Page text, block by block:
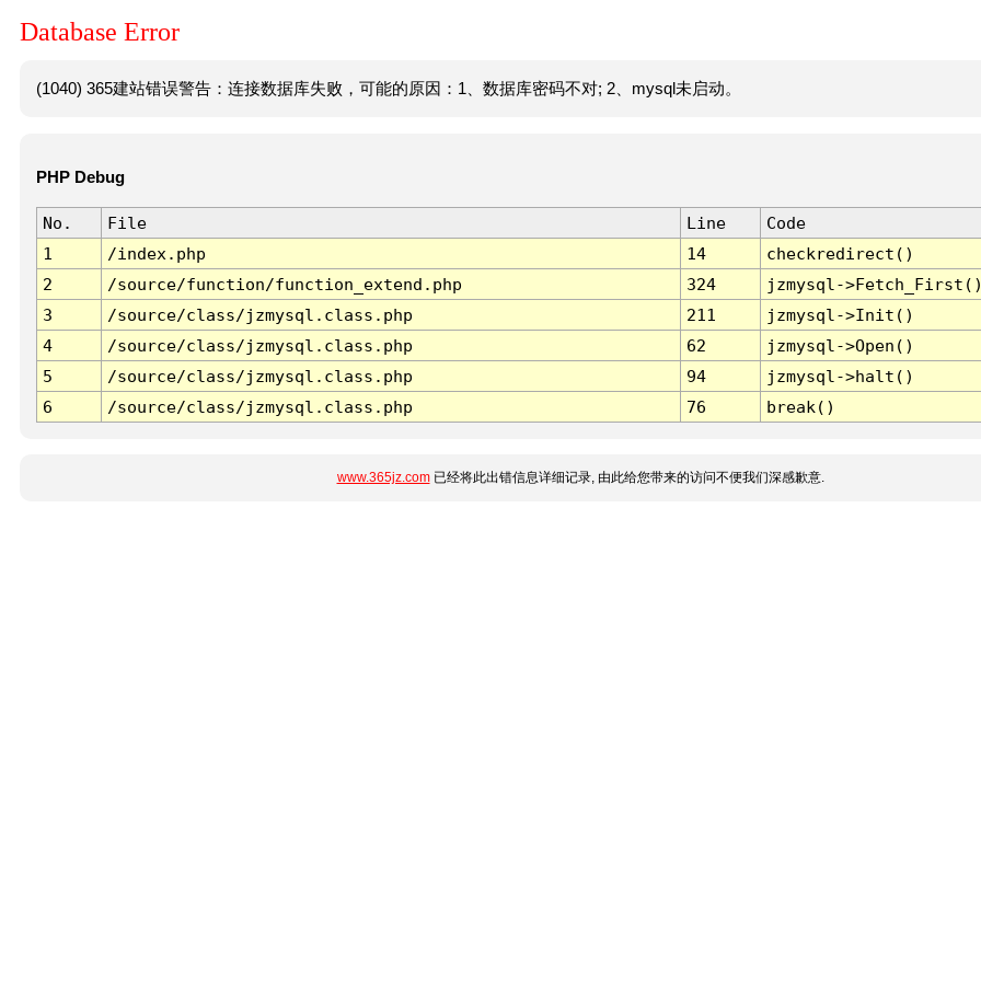
Database Error
(1040) 365建站错误警告：连接数据库失败，可能的原因：1、数据库密码不对; 2、mysql未启动。
PHP Debug
No. File Line
Code
1
/index.php 14
checkredirect()
2
/source/function/function_extend.php 324
jzmysql-
3
/source/class/jzmysql.class.php 211
jzmysql->Init()
4
/source/class/jzmysql.class.php 62
jzmysql->Open()
5
/source/class/jzmysql.class.php 94
jzmysql->halt()
6
/source/class/jzmysql.class.php 76 break()
www.365jz.com已经将此出错信息详细记录, 由此给您带来的访问不便我们深感歉意.